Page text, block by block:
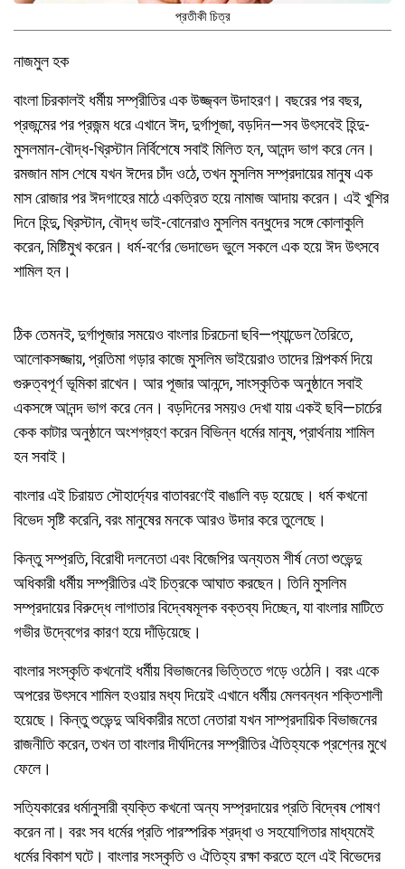
প্রতীকী চিত্র
নাজমুল হক
বাংলা চিরকালই ধর্মীয় সম্প্রীতির এক উজ্জ্বল উদাহরণ। বছরের পর বছর,
প্রজন্মের পর প্রজন্ম ধরে এখানে ঈদ, দুর্গাপূজা, বড়দিন—সব উৎসবেই হিন্দু-
মুসলমান-বৌদ্ধ-খ্রিস্টান নির্বিশেষে সবাই মিলিত হন, আনন্দ ভাগ করে নেন।
রমজান মাস শেষে যখন ঈদের চাঁদ ওঠে, তখন মুসলিম সম্প্রদায়ের মানুষ এক
মাস রোজার পর ঈদগাহের মাঠে একত্রিত হয়ে নামাজ আদায় করেন। এই খুশির
দিনে হিন্দু, খ্রিস্টান, বৌদ্ধ ভাই-বোনেরাও মুসলিম বন্ধুদের সঙ্গে কোলাকুলি
করেন, মিষ্টিমুখ করেন। ধর্ম-বর্ণের ভেদাভেদ ভুলে সকলে এক হয়ে ঈদ উৎসবে
শামিল হন।
ঠিক তেমনই, দুর্গাপূজার সময়েও বাংলার চিরচেনা ছবি—প্যান্ডেল তৈরিতে,
আলোকসজ্জায়, প্রতিমা গড়ার কাজে মুসলিম ভাইয়েরাও তাদের শিল্পকর্ম দিয়ে
গুরুত্বপূর্ণ ভূমিকা রাখেন। আর পূজার আনন্দে, সাংস্কৃতিক অনুষ্ঠানে সবাই
একসঙ্গে আনন্দ ভাগ করে নেন। বড়দিনের সময়ও দেখা যায় একই ছবি—চার্চের
কেক কাটার অনুষ্ঠানে অংশগ্রহণ করেন বিভিন্ন ধর্মের মানুষ, প্রার্থনায় শামিল
হন সবাই।
বাংলার এই চিরায়ত সৌহার্দ্যের বাতাবরণেই বাঙালি বড় হয়েছে। ধর্ম কখনো
বিভেদ সৃষ্টি করেনি, বরং মানুষের মনকে আরও উদার করে তুলেছে।
কিন্তু সম্প্রতি, বিরোধী দলনেতা এবং বিজেপির অন্যতম শীর্ষ নেতা শুভেন্দু
অধিকারী ধর্মীয় সম্প্রীতির এই চিত্রকে আঘাত করছেন। তিনি মুসলিম
সম্প্রদায়ের বিরুদ্ধে লাগাতার বিদ্বেষমূলক বক্তব্য দিচ্ছেন, যা বাংলার মাটিতে
গভীর উদ্বেগের কারণ হয়ে দাঁড়িয়েছে।
বাংলার সংস্কৃতি কখনোই ধর্মীয় বিভাজনের ভিত্তিতে গড়ে ওঠেনি। বরং একে
অপরের উৎসবে শামিল হওয়ার মধ্য দিয়েই এখানে ধর্মীয় মেলবন্ধন শক্তিশালী
হয়েছে। কিন্তু শুভেন্দু অধিকারীর মতো নেতারা যখন সাম্প্রদায়িক বিভাজনের
রাজনীতি করেন, তখন তা বাংলার দীর্ঘদিনের সম্প্রীতির ঐতিহ্যকে প্রশ্নের মুখে
ফেলে।
সত্যিকারের ধর্মানুসারী ব্যক্তি কখনো অন্য সম্প্রদায়ের প্রতি বিদ্বেষ পোষণ
করেন না। বরং সব ধর্মের প্রতি পারস্পরিক শ্রদ্ধা ও সহযোগিতার মাধ্যমেই
ধর্মের বিকাশ ঘটে। বাংলার সংস্কৃতি ও ঐতিহ্য রক্ষা করতে হলে এই বিভেদের